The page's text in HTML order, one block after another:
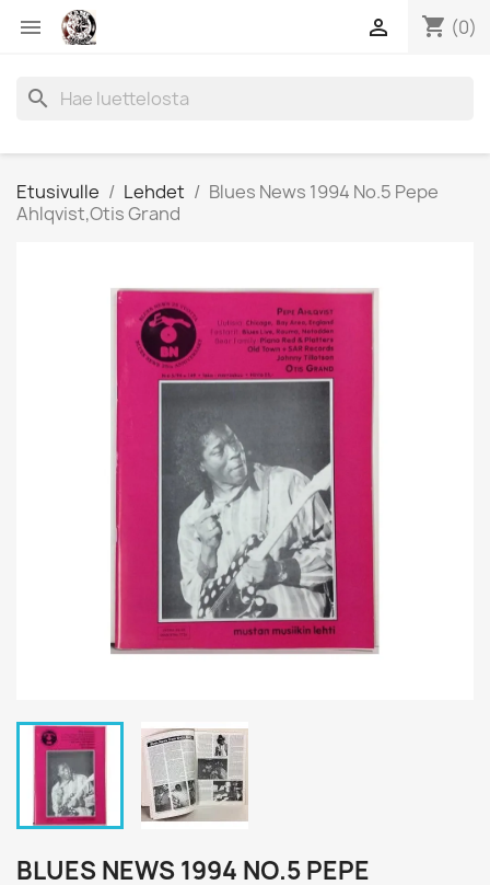
 shopping_cart (0)

search
Etusivulle Lehdet
Blues News 1994 No.5 Pepe
Ahlqvist,Otis Grand
BLUES NEWS 1994 NO.5 PEPE